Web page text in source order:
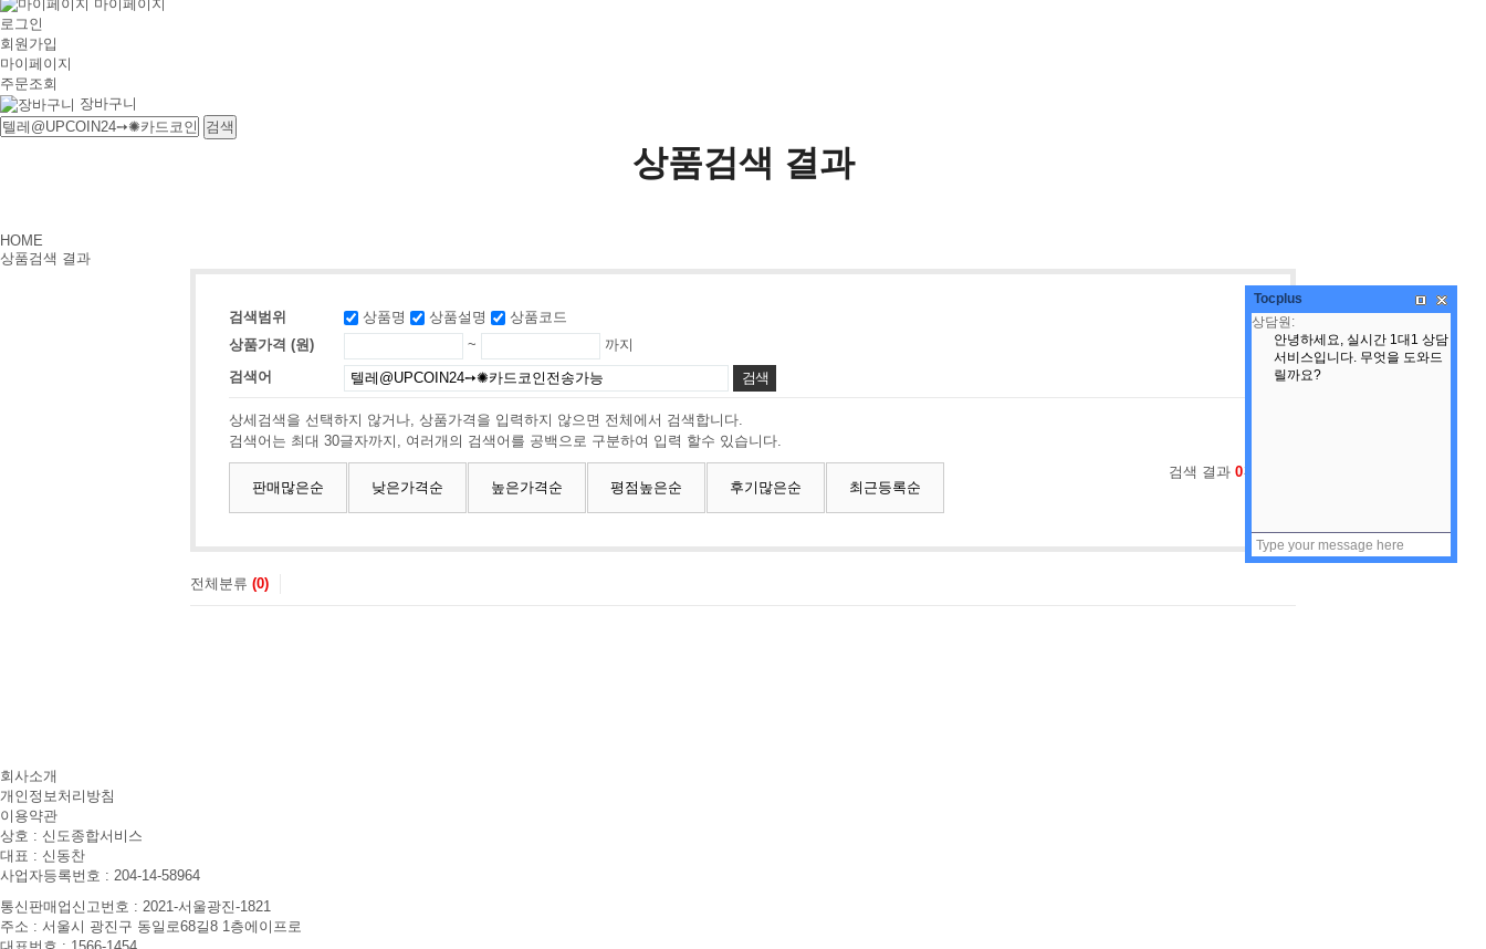
마이페이지
로그인
회원가입
마이페이지
주문조회
장바구니
상품검색 결과
HOME
상품검색 결과
검색범위 상품명 상품설명
상품코드
상품가격 (원)
~
까지
검색어
상세검색을 선택하지 않거나, 상품가격을 입력하지 않으면 전체에서 검색합니다.
검색어는 최대 30글자까지, 여러개의 검색어를 공백으로 구분하여 입력 할수 있습니다.
판매많은순 낮은가격순 높은가격순 평점높은순 후기많은순 최근등록순
검색 결과 0건
전체분류 (0)
회사소개
개인정보처리방침
이용약관
상호 : 신도종합서비스
대표 : 신동찬
사업자등록번호 : 204-14-58964
통신판매업신고번호 : 2021-서울광진-1821
주소 : 서울시 광진구 동일로68길8 1층에이프로
Tocplus